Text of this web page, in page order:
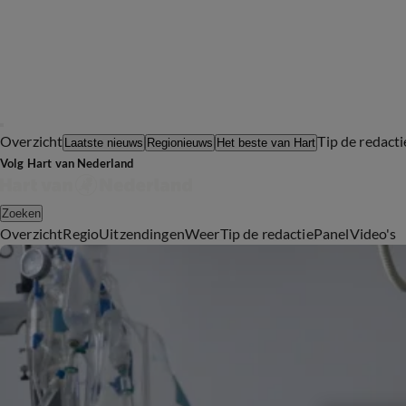
Overzicht Laatste nieuws Regionieuws Het beste van HartTip de
Volg Hart van Nederland
Zoeken
OverzichtRegioUitzendingenWeerTip de redactiePanelVideo's